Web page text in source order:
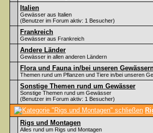
Italien
Gewässer aus Italien
(Benutzer im Forum aktiv: 1 Besucher)
Frankreich
Gewässer aus Frankreich
Andere Länder
Gewässer in allen anderen Ländern
Flora und Fauna in/bei unseren
Themen rund um Pflanzen und Tiere in/bei unseren
Sonstige Themen rund um Gewässer
Sonstige Themen rund um Gewässer
(Benutzer im Forum aktiv: 1 Besucher)
Rigs und Montagen
Alles rund um Rigs und Montagen